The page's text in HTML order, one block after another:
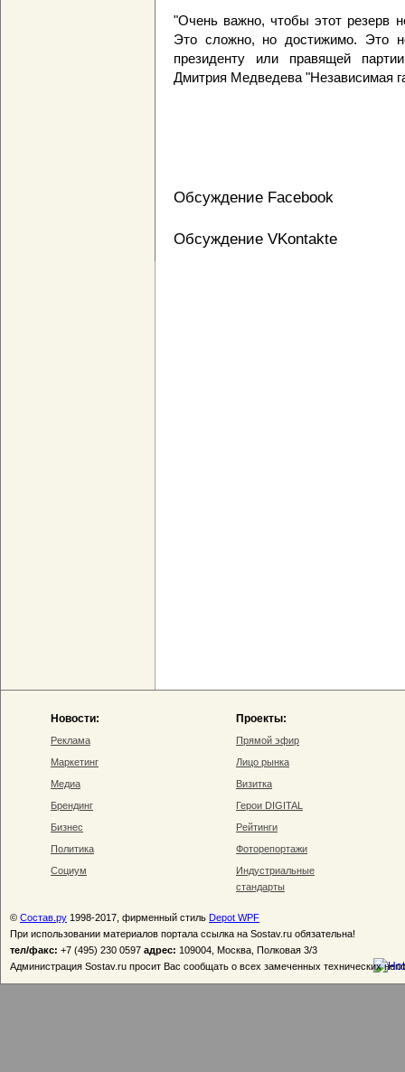
"Очень важно, чтобы этот резерв
Это сложно, но достижимо. Это
президенту или правящей
Дмитрия Медведева "Независимая
Обсуждение Facebook
Обсуждение VKontakte
Новости:
Реклама
Маркетинг
Медиа
Брендинг
Бизнес
Политика
Социум
Проекты:
Прямой эфир
Лицо рынка
Визитка
Герои DIGITAL
Рейтинги
Фоторепортажи
Индустриальные
стандарты
© Состав.ру 1998-2017, фирменный стиль Depot WPF
При использовании материалов портала ссылка на Sostav.ru обязательна!
тел/факс: +7 (495) 230 0597 адрес: 109004, Москва, Полковая 3/3
Администрация Sostav.ru просит Вас сообщать о всех замеченных технических